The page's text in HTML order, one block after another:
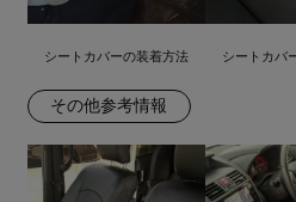
シートカバーの装着方法 シートカバ
その他参考情報